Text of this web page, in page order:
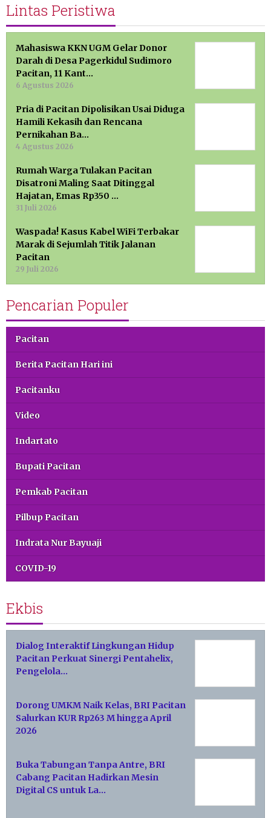
Lintas Peristiwa
Mahasiswa KKN UGM Gelar Donor
Darah di Desa Pagerkidul Sudimoro
Pacitan, 11 Kant…
6 Agustus 2026
Pria di Pacitan Dipolisikan Usai Diduga
Hamili Kekasih dan Rencana
Pernikahan Ba…
4 Agustus 2026
Rumah Warga Tulakan Pacitan
Disatroni Maling Saat Ditinggal
Hajatan, Emas Rp350 …
31 Juli 2026
Waspada! Kasus Kabel WiFi Terbakar
Marak di Sejumlah Titik Jalanan
Pacitan
29 Juli 2026
Pencarian Populer
Pacitan
Berita Pacitan Hari ini
Pacitanku
Video
Indartato
Bupati Pacitan
Pemkab Pacitan
Pilbup Pacitan
Indrata Nur Bayuaji
COVID-19
Ekbis
Dialog Interaktif Lingkungan Hidup
Pacitan Perkuat Sinergi Pentahelix,
Pengelola…
Dorong UMKM Naik Kelas, BRI Pacitan
Salurkan KUR Rp263 M hingga April
2026
Buka Tabungan Tanpa Antre, BRI
Cabang Pacitan Hadirkan Mesin
Digital CS untuk La…